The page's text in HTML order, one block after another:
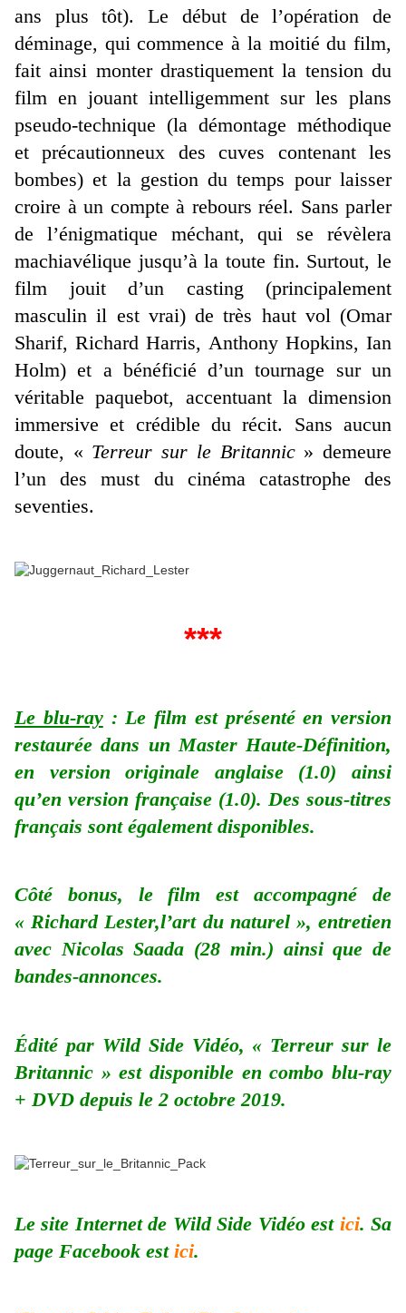
ans plus tôt). Le début de l’opération de
déminage, qui commence à la moitié du film,
fait ainsi monter drastiquement la tension du
film en jouant intelligemment sur les plans
pseudo-technique (la démontage méthodique
et précautionneux des cuves contenant les
bombes) et la gestion du temps pour laisser
croire à un compte à rebours réel. Sans parler
de l’énigmatique méchant, qui se révèlera
machiavélique jusqu’à la toute fin. Surtout, le
film jouit d’un casting (principalement
masculin il est vrai) de très haut vol (Omar
Sharif, Richard Harris, Anthony Hopkins, Ian
Holm) et a bénéficié d’un tournage sur un
véritable paquebot, accentuant la dimension
immersive et crédible du récit. Sans aucun
doute, « Terreur sur le Britannic» demeure
l’un des must du cinéma catastrophe des
seventies.
***
Le blu-ray: Le film est présenté en version
restaurée dans un Master Haute-Définition,
en version originale anglaise (1.0) ainsi
qu’en version française (1.0). Des sous-titres
français sont également disponibles.
Côté bonus, le film est accompagné de
« Richard Lester,l’art du naturel », entretien
avec Nicolas Saada (28 min.) ainsi que de
bandes-annonces.
Édité par Wild Side Vidéo, « Terreur sur le
Britannic » est disponible en combo blu-ray
+ DVD depuis le 2 octobre 2019.
Le site Internet de Wild Side Vidéo est ici. Sa
page Facebook est ici.